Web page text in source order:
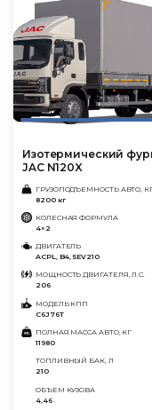
Изотермический
JAC N120X
ГРУЗОПОДЪЕМНОСТЬ АВТО,
8200 кг
КОЛЕСНАЯ ФОРМУЛА
4×2
ДВИГАТЕЛЬ
ACPL, B4, 5EV210
МОЩНОСТЬ ДВИГАТЕЛЯ, Л.С.
206
МОДЕЛЬ КПП
C6J76T
ПОЛНАЯ МАССА АВТО, КГ
11980
ТОПЛИВНЫЙ БАК, Л
210
ОБЪЕМ КУЗОВА
4,46